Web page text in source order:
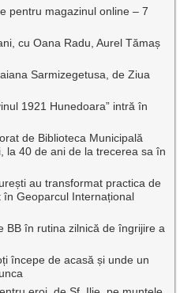
pentru magazinul online – 7
cu Oana Radu, Aurel Tămaș
Sarmizegetusa, de Ziua
1921 Hunedoara” intră în
de Biblioteca Municipală
la 40 de ani de la trecerea sa în
au transformat practica de
Geoparcul Internațional
BB în rutina zilnică de îngrijire a
începe de acasă și unde un